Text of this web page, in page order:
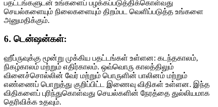
பதட்டங்களுடன் உங்களைப் பழக்கப்படுத்திக்கொள்வது
செயல்களையும் நிலைகளையும் திறம்பட வெளிப்படுத்த உங்களை
அனுமதிக்கும்.
6. டென்ஷன்கள்:
ஹீப்ருவுக்கு மூன்று முக்கிய பதட்டங்கள் உள்ளன: கடந்தகாலம்,
நிகழ்காலம் மற்றும் எதிர்காலம். ஒவ்வொரு காலத்திலும்
வினைச்சொல்லின் வேர் மற்றும் பொருளின் பாலினம் மற்றும்
எண்ணைப் பொறுத்து குறிப்பிட்ட இணைவு விதிகள் உள்ளன. இந்த
விதிகளைப் புரிந்துகொள்வது செயல்களின் நேரத்தை துல்லியமாக
தெரிவிக்க உதவும்.